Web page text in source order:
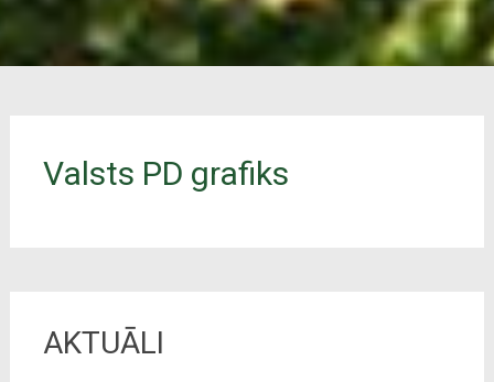
Valsts PD grafiks
AKTUĀLI